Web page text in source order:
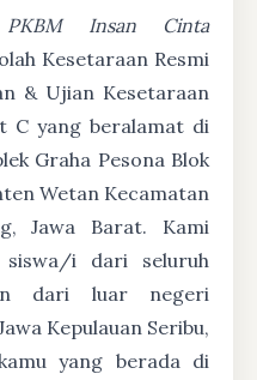
PKBM Insan Cinta
Kesetaraan Resmi
& Ujian Kesetaraan
C yang beralamat di
Graha Pesona Blok
Wetan Kecamatan
Jawa Barat. Kami
siswa/i dari seluruh
dari luar negeri
Kepulauan Seribu,
yang berada di